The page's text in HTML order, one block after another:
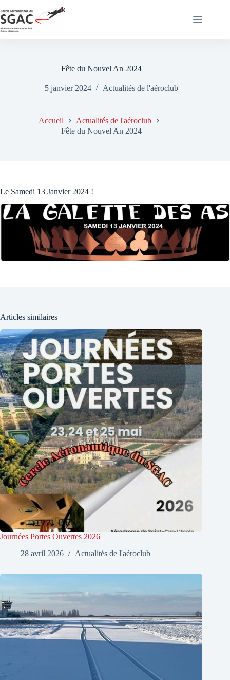
au
contenu
Fête du Nouvel An 2024
5 janvier 2024 Actualités de l'aéroclub
Accueil
Actualités de l'aéroclub
Fête du Nouvel An 2024
Le Samedi 13 Janvier 2024 !
Articles similaires
Journées Portes Ouvertes 2026
28 avril 2026
Actualités de l'aéroclub